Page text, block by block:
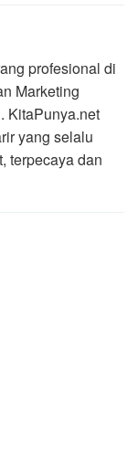
profesional di
Marketing
KitaPunya.net
yang selalu
terpecaya dan